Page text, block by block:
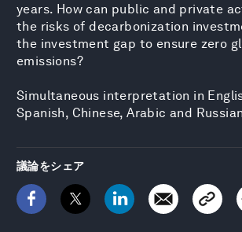
years. How can public and private
the risks of decarbonization
the investment gap to ensure zero
emissions?
Simultaneous interpretation in
Spanish, Chinese, Arabic and Russian
議論をシェア